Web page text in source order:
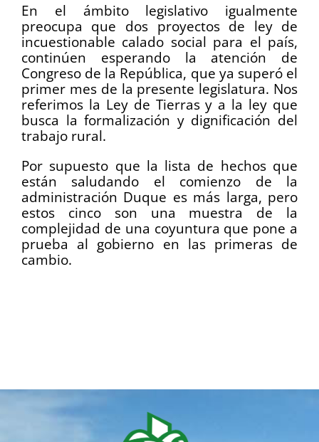
En el ámbito legislativo igualmente
preocupa que dos proyectos de ley de
incuestionable calado social para el país,
continúen esperando la atención de
Congreso de la República, que ya superó el
primer mes de la presente legislatura. Nos
referimos la Ley de Tierras y a la ley que
busca la formalización y dignificación del
trabajo rural.
Por supuesto que la lista de hechos que
están saludando el comienzo de la
administración Duque es más larga, pero
estos cinco son una muestra de la
complejidad de una coyuntura que pone a
prueba al gobierno en las primeras de
cambio.